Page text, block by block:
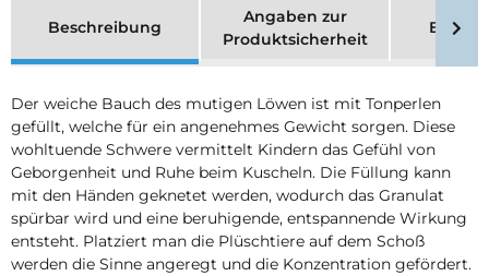
Beschreibung
Angaben zur
Produktsicherheit
Der weiche Bauch des mutigen Löwen ist mit Tonperlen
gefüllt, welche für ein angenehmes Gewicht sorgen. Diese
wohltuende Schwere vermittelt Kindern das Gefühl von
Geborgenheit und Ruhe beim Kuscheln. Die Füllung kann
mit den Händen geknetet werden, wodurch das Granulat
spürbar wird und eine beruhigende, entspannende Wirkung
entsteht. Platziert man die Plüschtiere auf dem Schoß
werden die Sinne angeregt und die Konzentration gefördert.